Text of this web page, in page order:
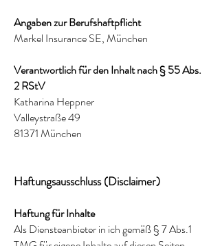
Angaben zur Berufshaftpflicht
Markel Insurance SE, München
Verantwortlich für den Inhalt nach § 55 Abs.
2 RStV
Katharina Heppner
Valleystraße 49
81371 München
Haftungsausschluss (Disclaimer)
Haftung für Inhalte
Als Diensteanbieter in ich gemäß § 7 Abs.1